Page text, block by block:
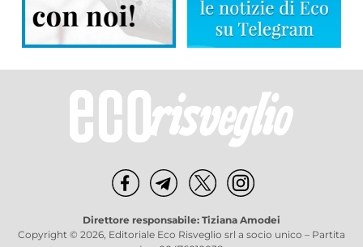
Direttore responsabile: Tiziana Amodei
Copyright © 2026, Editoriale Eco Risveglio srl a socio unico – Partita